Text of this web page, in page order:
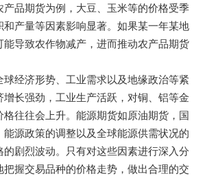
产品期货为例，大豆、玉米等的价格受季
产量等因素影响显著。如果某一年某地
能导致农作物减产，进而推动农产品期货
经济形势、工业需求以及地缘政治等紧
长强劲，工业生产活跃，对铜、铝等金
格往往会上升。能源期货如原油期货，国
源政策的调整以及全球能源供需状况的
剧烈波动。只有对这些因素进行深入分
握交易品种的价格走势，做出合理的交